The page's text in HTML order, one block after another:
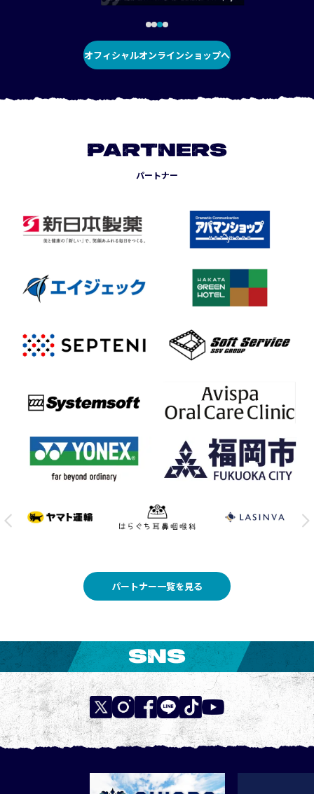
オフィシャルオンラインショップへ
PARTNERS
パートナー
パートナー一覧を見る
SNS